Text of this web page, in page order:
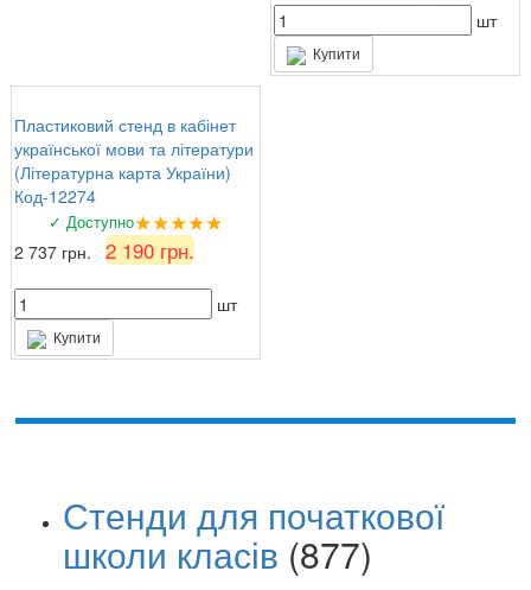
шт
Купити
Пластиковий стенд в кабінет
української мови та літератури
(Літературна карта України)
Код-12274
✓ Доступно★★★★★
2 737 грн. 2 190 грн.
шт
Купити
Стенди для початкової
школи класів (877)